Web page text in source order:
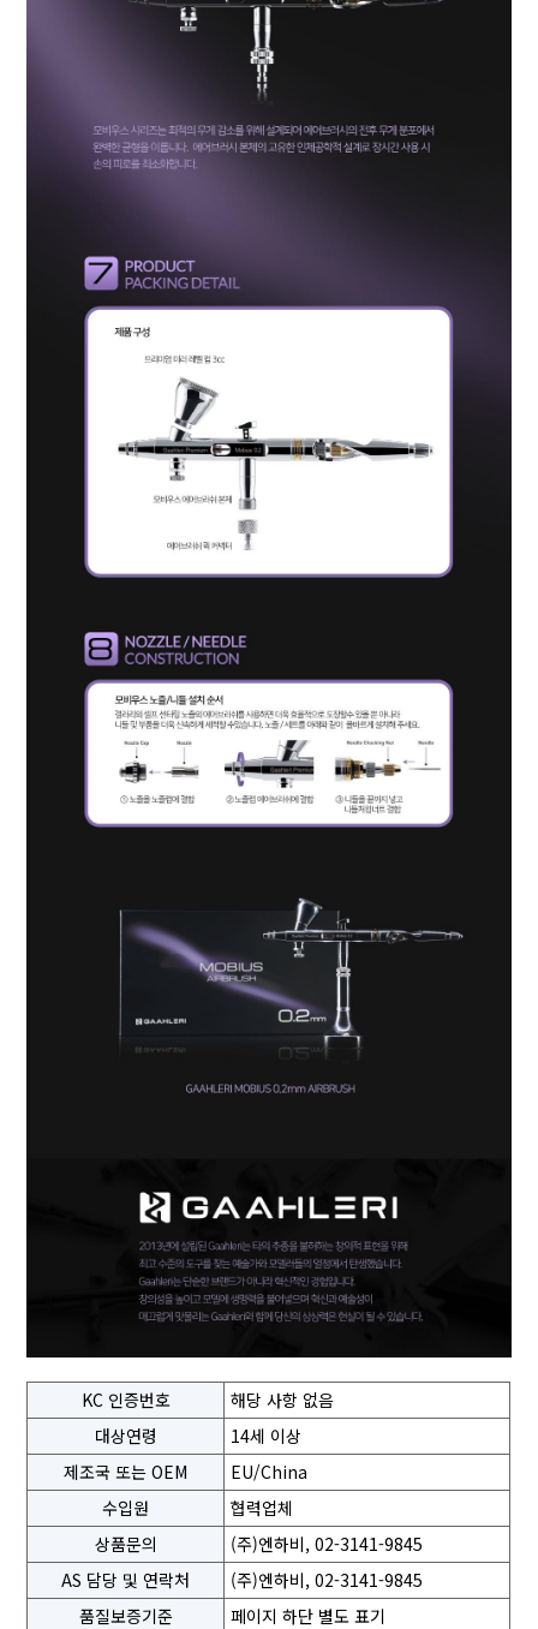
KC 인증번호
해당 사항 없음
대상연령
14세 이상
제조국 또는 OEM
EU/China
수입원
협력업체
상품문의
(주)엔하비, 02-3141-9845
AS 담당 및 연락처
(주)엔하비, 02-3141-9845
품질보증기준
페이지 하단 별도 표기